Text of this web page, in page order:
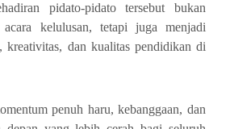
pidato-pidato tersebut bukan
acara kelulusan, tetapi juga menjadi
kreativitas, dan kualitas pendidikan di
penuh haru, kebanggaan, dan